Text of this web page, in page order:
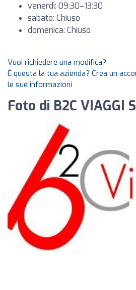
venerdì: 09:30–13:30
sabato: Chiuso
domenica: Chiuso
Vuoi richiedere una modifica?
È questa la tua azienda? Crea un
le sue informazioni
Foto di B2C VIAGGI